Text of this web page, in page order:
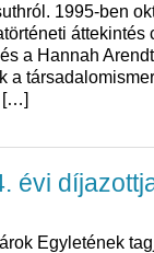
1995-ben
áttekintés
a Hannah
a
[…]
évi
Egyletének